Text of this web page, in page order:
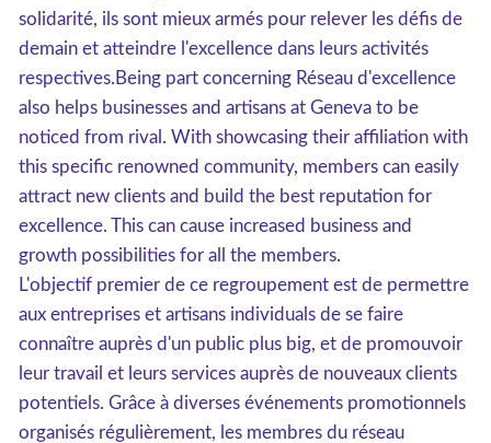
solidarité, ils sont mieux armés pour relever les défis de
demain et atteindre l'excellence dans leurs activités
respectives.Being part concerning Réseau d'excellence
also helps businesses and artisans at Geneva to be
noticed from rival. With showcasing their affiliation with
this specific renowned community, members can easily
attract new clients and build the best reputation for
excellence. This can cause increased business and
growth possibilities for all the members.
L'objectif premier de ce regroupement est de permettre
aux entreprises et artisans individuals de se faire
connaître auprès d'un public plus big, et de promouvoir
leur travail et leurs services auprès de nouveaux clients
potentiels. Grâce à diverses événements promotionnels
organisés régulièrement, les membres du réseau